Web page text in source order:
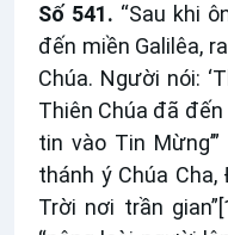
Số 541. “Sau khi
đến miền Galilêa,
Chúa. Người nói:
Thiên Chúa đã
tin vào Tin
thánh ý Chúa
Trời nơi trần gian”